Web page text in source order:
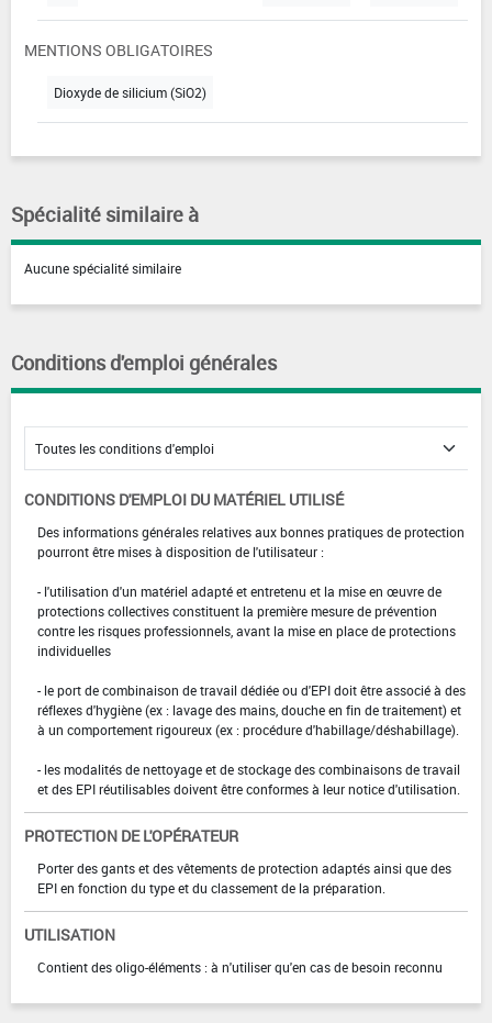
MENTIONS OBLIGATOIRES
Dioxyde de silicium (SiO2)
Spécialité similaire à
Aucune spécialité similaire
Conditions d'emploi générales
CONDITIONS D'EMPLOI DU MATÉRIEL UTILISÉ
Des informations générales relatives aux bonnes pratiques de protection
pourront être mises à disposition de l'utilisateur :
- l'utilisation d'un matériel adapté et entretenu et la mise en œuvre de
protections collectives constituent la première mesure de prévention
contre les risques professionnels, avant la mise en place de protections
individuelles
- le port de combinaison de travail dédiée ou d'EPI doit être associé à des
réflexes d'hygiène (ex : lavage des mains, douche en fin de traitement) et
à un comportement rigoureux (ex : procédure d'habillage/déshabillage).
- les modalités de nettoyage et de stockage des combinaisons de travail
et des EPI réutilisables doivent être conformes à leur notice d'utilisation.
PROTECTION DE L'OPÉRATEUR
Porter des gants et des vêtements de protection adaptés ainsi que des
EPI en fonction du type et du classement de la préparation.
UTILISATION
Contient des oligo-éléments : à n'utiliser qu'en cas de besoin reconnu